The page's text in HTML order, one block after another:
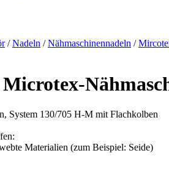
/Nadeln /Nähmaschinennadeln /
System 130/705 H-M mit Flachkolben
Materialien (zum Beispiel: Seide)